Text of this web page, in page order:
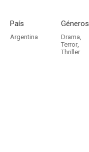
País
Argentina
Géneros
Drama,
Terror,
Thriller